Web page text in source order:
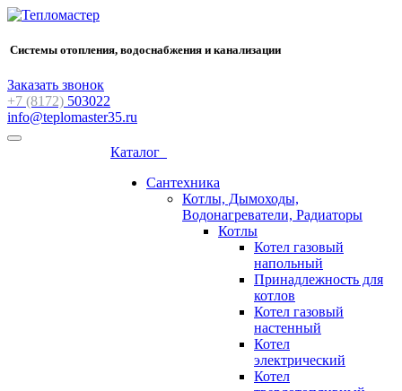
Системы отопления, водоснабжения и канализации
Заказать звонок
+7 (8172) 503022
info@teplomaster35.ru
Каталог
Сантехника
Котлы, Дымоходы,
Водонагреватели, Радиаторы
Котлы
Котел газовый
напольный
Принадлежность для
котлов
Котел газовый
настенный
Котел
электрический
Котел